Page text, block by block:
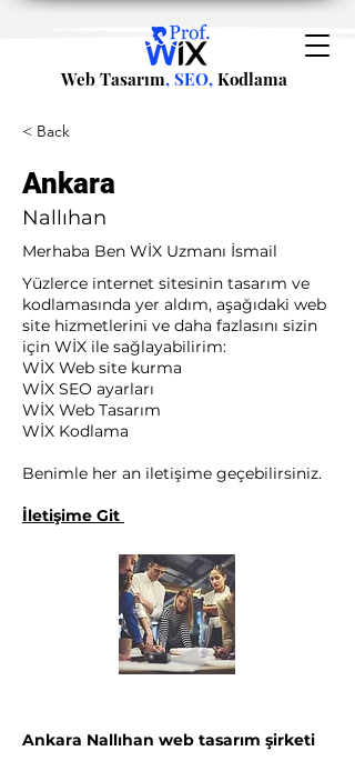
Web Tasarım, SEO, Kodlama
< Back
Ankara
Nallıhan
Merhaba Ben WİX Uzmanı İsmail
Yüzlerce internet sitesinin tasarım ve
kodlamasında yer aldım, aşağıdaki web
site hizmetlerini ve daha fazlasını sizin
için WİX ile sağlayabilirim:​ ​
WİX Web site kurma
WİX SEO ayarları
WİX Web Tasarım
WİX Kodlama ​
Benimle her an iletişime geçebilirsiniz.
İletişime Git
Ankara Nallıhan web tasarım şirketi